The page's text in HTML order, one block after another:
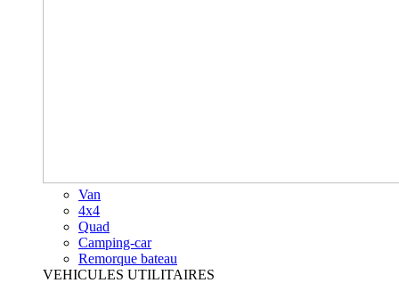
Van
4x4
Quad
Camping-car
Remorque bateau
VEHICULES UTILITAIRES